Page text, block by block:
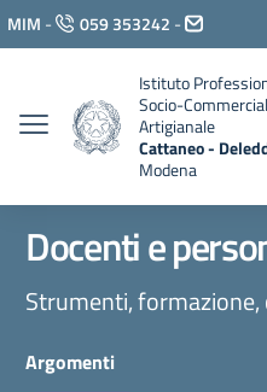
Vai ai contenuti
Vai al menu di navigazione
Vai al footer
MIM - 059 353242 -
Istituto
Socio-
Artigianale
Cattaneo -
Modena
Docenti e
Strumenti,
Argomenti